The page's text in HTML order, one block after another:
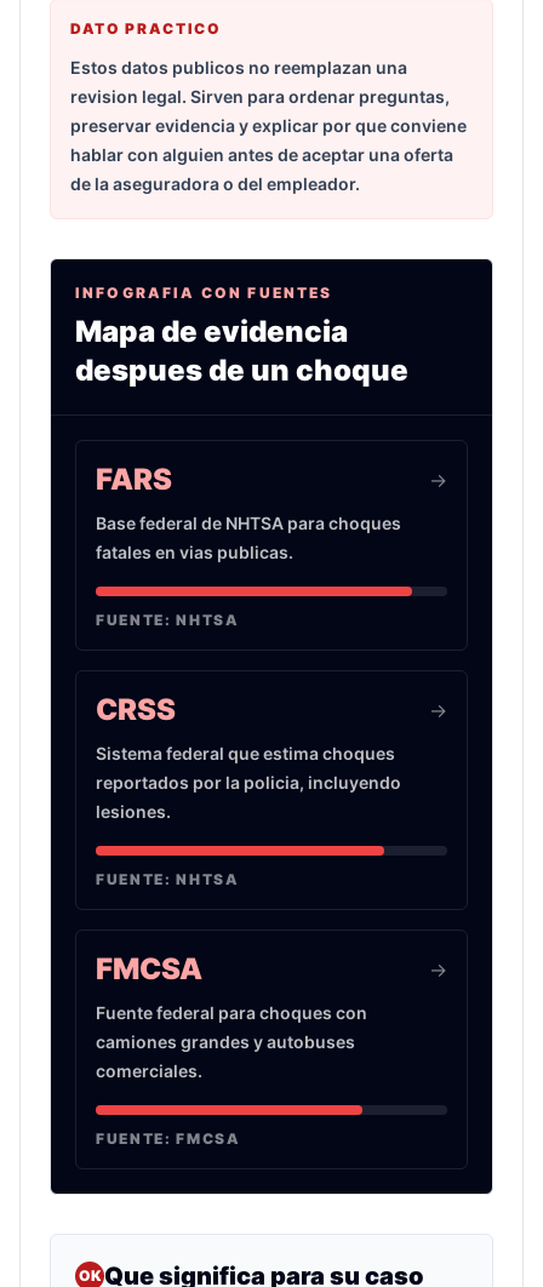
DATO PRACTICO
Estos datos publicos no reemplazan una
revision legal. Sirven para ordenar preguntas,
preservar evidencia y explicar por que conviene
hablar con alguien antes de aceptar una oferta
de la aseguradora o del empleador.
INFOGRAFIA CON FUENTES
Mapa de evidencia
despues de un choque
FARS
Base federal de NHTSA para choques
fatales en vias publicas.
->
FUENTE:NHTSA
CRSS
Sistema federal que estima choques
reportados por la policia, incluyendo
lesiones.
->
FUENTE:NHTSA
FMCSA
Fuente federal para choques con
camiones grandes y autobuses
comerciales.
->
FUENTE:FMCSA
OKQue significa para su caso